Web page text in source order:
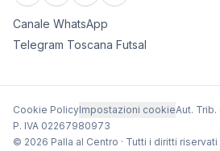
Canale WhatsApp
Telegram Toscana Futsal
Cookie PolicyImpostazioni cookieAut.
P. IVA 02267980973
© 2026 Palla al Centro · Tutti i diritti riservati